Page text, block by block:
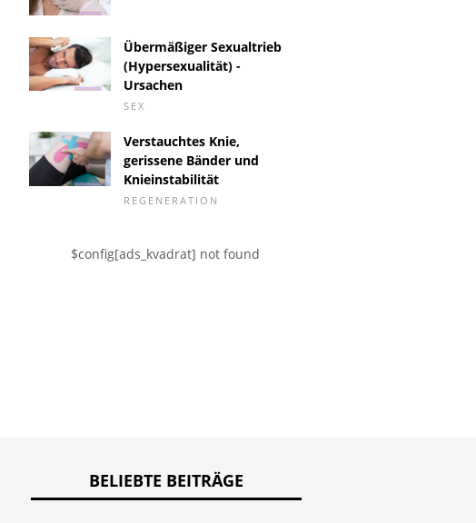
Temperaturmessung als
oder unfruchtbar?
Übermäßiger Sexualtrieb
(Hypersexualität) -
Ursachen
SEX
Verstauchtes Knie,
gerissene Bänder und
Knieinstabilität
REGENERATION
$config[ads_kvadrat] not found
BELIEBTE BEITRÄGE